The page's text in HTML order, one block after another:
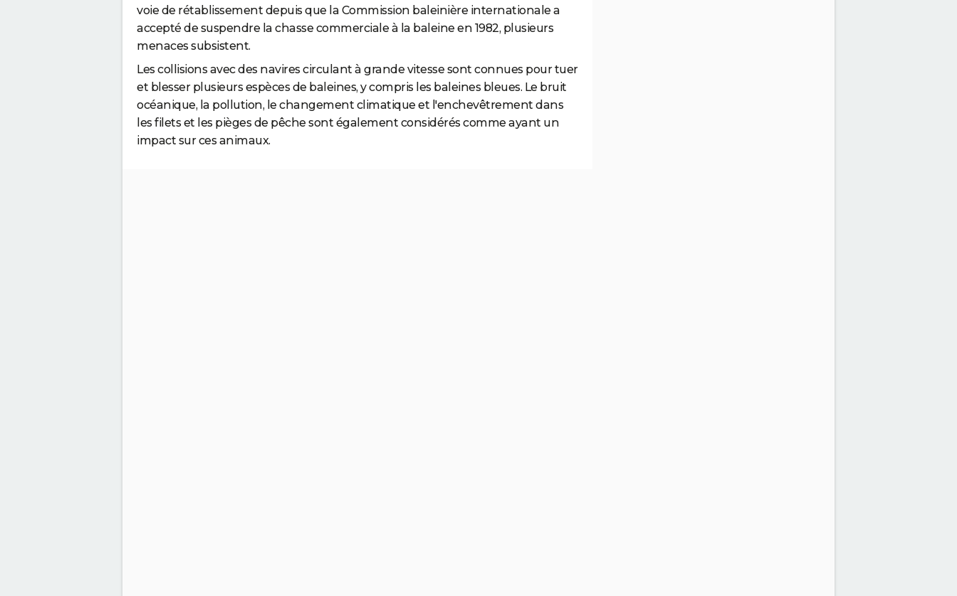
voie de rétablissement depuis que la Commission baleinière internationale a
accepté de suspendre la chasse commerciale à la baleine en 1982, plusieurs
menaces subsistent.
Les collisions avec des navires circulant à grande vitesse sont connues pour tuer
et blesser plusieurs espèces de baleines, y compris les baleines bleues. Le bruit
océanique, la pollution, le changement climatique et l'enchevêtrement dans
les filets et les pièges de pêche sont également considérés comme ayant un
impact sur ces animaux.